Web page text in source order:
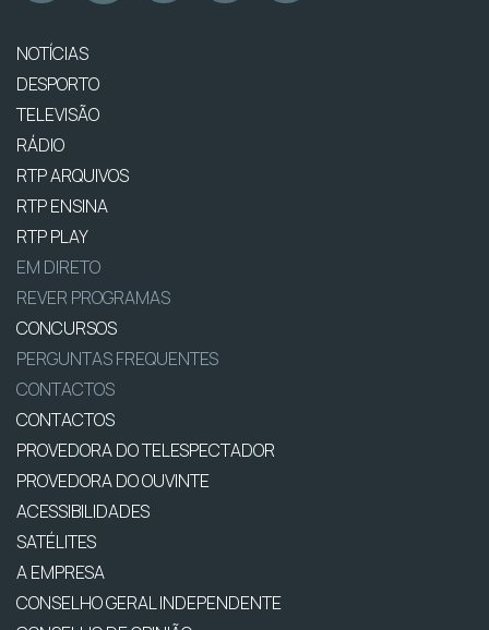
NOTÍCIAS
DESPORTO
TELEVISÃO
RÁDIO
RTP ARQUIVOS
RTP ENSINA
RTP PLAY
EM DIRETO
REVER PROGRAMAS
CONCURSOS
PERGUNTAS FREQUENTES
CONTACTOS
CONTACTOS
PROVEDORA DO TELESPECTADOR
PROVEDORA DO OUVINTE
ACESSIBILIDADES
SATÉLITES
A EMPRESA
CONSELHO GERAL INDEPENDENTE